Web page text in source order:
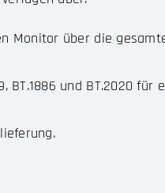
Monitor über die
BT.1886 und BT.2020